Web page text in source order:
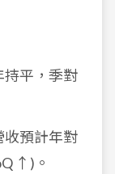
持平，季對
收預計年對
↑)。